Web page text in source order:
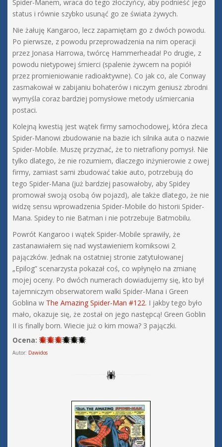
Spider-Manem, wraca do tego złoczyńcy, aby podnieść jego
status i równie szybko usunąć go ze świata żywych.
Nie żałuję Kangaroo, lecz zapamiętam go z dwóch powodu.
Po pierwsze, z powodu przeprowadzenia na nim operacji
przez Jonasa Harrowa, twórcę Hammerheada! Po drugie, z
powodu nietypowej śmierci (spalenie żywcem na popiół
przez promieniowanie radioaktywne). Co jak co, ale Conway
zasmakował w zabijaniu bohaterów i niczym geniusz zbrodni
wymyśla coraz bardziej pomysłowe metody uśmiercania
postaci.
Kolejną kwestią jest wątek firmy samochodowej, która zleca
Spider-Manowi zbudowanie na bazie ich silnika auta o nazwie
Spider-Mobile. Muszę przyznać, że to nietrafiony pomysł. Nie
tylko dlatego, że nie rozumiem, dlaczego inżynierowie z owej
firmy, zamiast sami zbudować takie auto, potrzebują do
tego Spider-Mana (już bardziej pasowałoby, aby Spidey
promował swoją osobą ów pojazd), ale także dlatego, że nie
widzę sensu wprowadzenia Spider-Mobile do historii Spider-
Mana. Spidey to nie Batman i nie potrzebuje Batmobilu.
Powrót Kangaroo i wątek Spider-Mobile sprawiły, że
zastanawiałem się nad wystawieniem komiksowi 2
pajączków. Jednak na ostatniej stronie zatytułowanej
„Epilog” scenarzysta pokazał coś, co wpłynęło na zmianę
mojej oceny. Po dwóch numerach dowiadujemy się, kto był
tajemniczym obserwatorem walki Spider-Mana i Green
Goblina w The Amazing Spider-Man #122. I jakby tego było
mało, okazuje się, że został on jego następcą! Green Goblin
II is finally born. Wiecie już o kim mowa? 3 pajączki.
Ocena:
Autor: Dawidos